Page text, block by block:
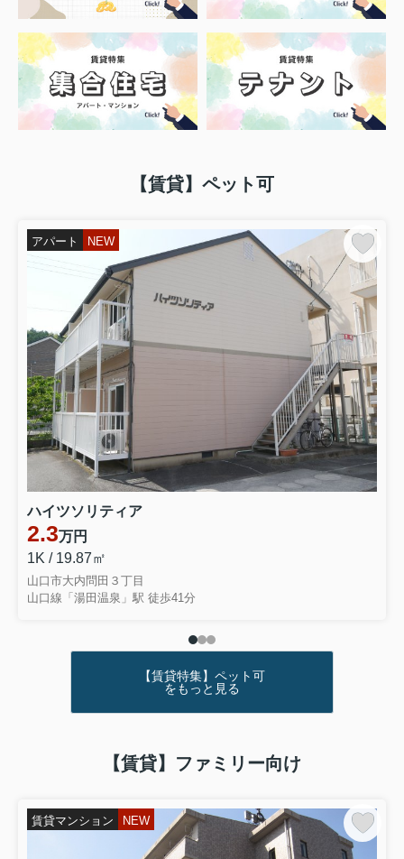
【賃貸】ペット可
アパート NEW
ハイツソリティア
2.3万円
1K / 19.87㎡
山口市大内問田３丁目
山口線「湯田温泉」駅 徒歩41分
【賃貸特集】ペット可
をもっと見る
【賃貸】ファミリー向け
賃貸マンション NEW